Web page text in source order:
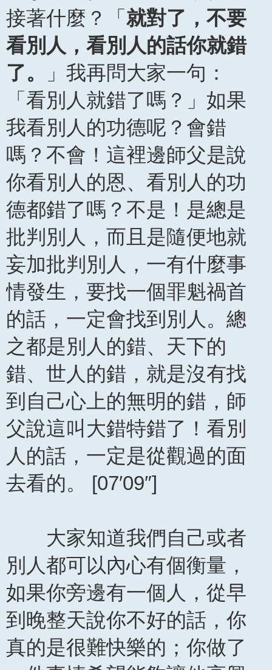
接著什麼？「 就對了，不要
看別人，看別人的話你就錯
了。
」我再問大家一句：
「看別人就錯了嗎？」如果
我看別人的功德呢？會錯
嗎？不會！這裡邊師父是說
你看別人的恩、看別人的功
德都錯了嗎？不是！是總是
批判別人，而且是隨便地就
妄加批判別人，一有什麼事
情發生，要找一個罪魁禍首
的話，一定會找到別人。總
之都是別人的錯、天下的
錯、世人的錯，就是沒有找
到自己心上的無明的錯，師
父說這叫大錯特錯了！看別
人的話，一定是從觀過的面
去看的。 [07′09″]
大家知道我們自己或者
別人都可以內心有個衡量，
如果你旁邊有一個人，從早
到晚整天說你不好的話，你
真的是很難快樂的；你做了